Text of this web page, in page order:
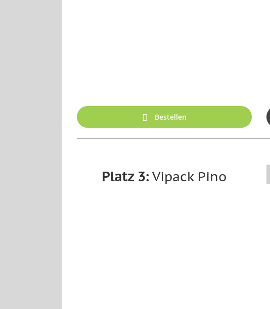
Bestellen
Platz 3: Vipack Pino